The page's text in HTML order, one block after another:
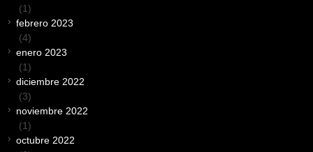
(1)
febrero 2023
(4)
enero 2023
(1)
diciembre 2022
(3)
noviembre 2022
(1)
octubre 2022